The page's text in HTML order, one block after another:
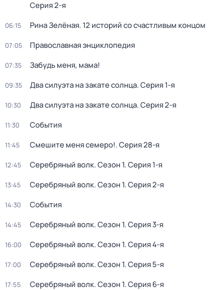
Серия 2-я
06:15 Рина Зелёная. 12 историй со счастливым концом
07:05 Православная энциклопедия
07:35 Забудь меня, мама!
09:35 Два силуэта на закате солнца. Серия 1-я
10:30 Два силуэта на закате солнца. Серия 2-я
11:30 События
11:45 Смешите меня семеро!. Серия 28-я
12:45 Серебряный волк. Сезон 1. Серия 1-я
13:45 Серебряный волк. Сезон 1. Серия 2-я
14:30 События
14:45 Серебряный волк. Сезон 1. Серия 3-я
16:00 Серебряный волк. Сезон 1. Серия 4-я
17:00 Серебряный волк. Сезон 1. Серия 5-я
17:55 Серебряный волк. Сезон 1. Серия 6-я